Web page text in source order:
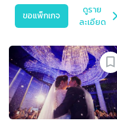
ขอแพ็กเกจ
ดูราย
ละเอียด